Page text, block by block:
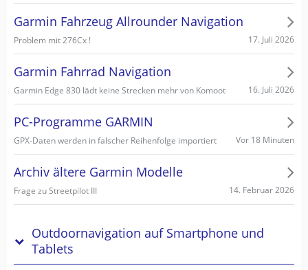
Garmin Fahrzeug Allrounder Navigation
Problem mit 276Cx ! 17. Juli 2026
Garmin Fahrrad Navigation
Garmin Edge 830 lädt keine Strecken mehr von Komoot 16. Juli 2026
PC-Programme GARMIN
GPX-Daten werden in falscher Reihenfolge importiert Vor 18 Minuten
Archiv ältere Garmin Modelle
Frage zu Streetpilot III 14. Februar 2026
Outdoornavigation auf Smartphone und
Tablets